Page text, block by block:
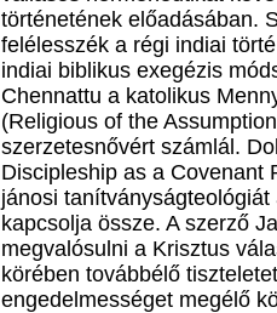
történetének előadásában.
felélesszék a régi indiai
indiai biblikus exegézis
Chennattu a katolikus
(Religious of the
szerzetesnővért számlál.
Discipleship as a Covenant
jánosi
kapcsolja össze. A szerző
megvalósulni a Krisztus
körében továbbélő
engedelmességet megélő